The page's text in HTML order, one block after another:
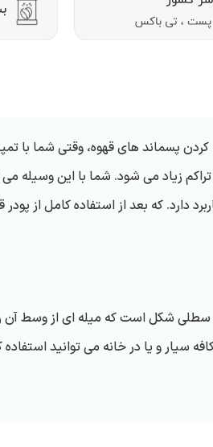
پسماند های قهوه، وقتی شما با
زیاد می شود. شما با این وسیله می
دارد. که بعد از استفاده کامل از پودر
سطلی شکل است که میله ای از وسط
سیار و یا در خانه می توانید